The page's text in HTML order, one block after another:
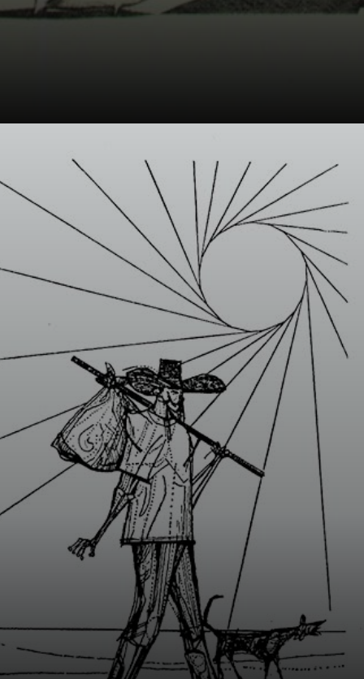
Nació en 1922, en
Ceará. Su padre,
albañil, les hizo
viajar mucho. A
los 12, se
asentaron.
Talento puro,
desde chaval.